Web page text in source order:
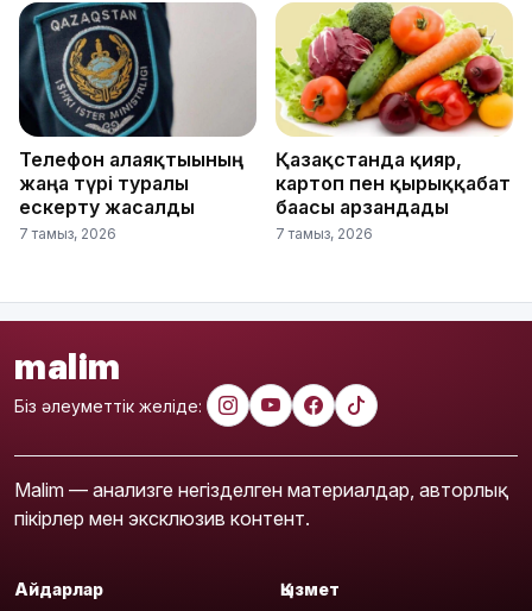
Телефон алаяқтығының
жаңа түрі туралы
ескерту жасалды
7 тамыз, 2026
Қазақстанда қияр,
картоп пен қырыққабат
бағасы арзандады
7 тамыз, 2026
malim
Біз әлеуметтік желіде:
Malim — анализге негізделген материалдар, авторлық
пікірлер мен эксклюзив контент.
Айдарлар Қызмет